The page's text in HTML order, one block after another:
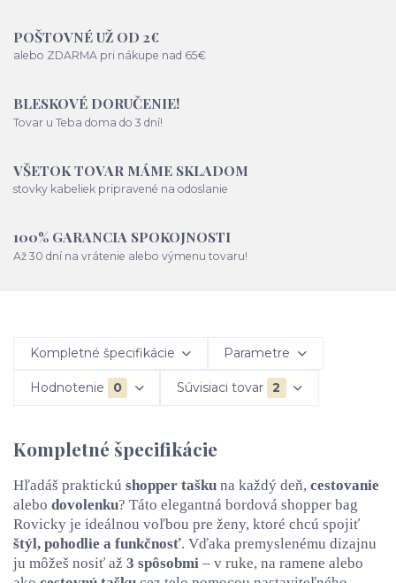
POŠTOVNÉ UŽ OD 2€
alebo ZDARMA pri nákupe nad 65€
BLESKOVÉ DORUČENIE!
Tovar u Teba doma do 3 dní!
VŠETOK TOVAR MÁME SKLADOM
stovky kabeliek pripravené na odoslanie
100% GARANCIA SPOKOJNOSTI
Až 30 dní na vrátenie alebo výmenu tovaru!
Kompletné špecifikácie Parametre
Hodnotenie 0 Súvisiaci tovar 2
Kompletné špecifikácie
Hľadáš praktickú shopper tašku na každý deň, cestovanie
alebo dovolenku? Táto elegantná bordová shopper bag
Rovicky je ideálnou voľbou pre ženy, ktoré chcú spojiť
štýl, pohodlie a funkčnosť. Vďaka premyslenému dizajnu
ju môžeš nosiť až 3 spôsobmi – v ruke, na ramene alebo